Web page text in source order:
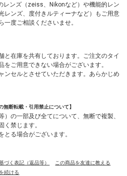
ンズ（zeiss、Nikonなど）や機能的レン
レンズ、度付きルティーナなど）もご用意
一度ご相談くださいませ。
在庫を共有しております。ご注文のタイ
をご用意できない場合がございます。
ンセルとさせていただきます。あらかじめ
無断転載・引用禁止について】
の一部及び全てについて、無断で複製、
く禁じます。
とる場合がございます。
づく表記（返品等）
この商品を友達に教える
続ける